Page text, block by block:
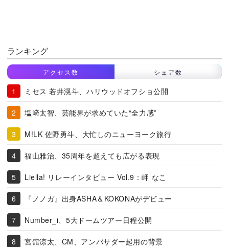
ランキング
アクセス数 シェア数
ミセス 若井滉斗、ハリウッドオフショ公開
塩﨑太智、芸能界が求めていた“全力感”
M!LK 佐野勇斗、大忙しのニューヨーク旅行
福山雅治、35周年を超えても広がる表現
Liella! リレーインタビュー Vol.9：岬 なこ
『ノノガ』出身ASHA＆KOKONAがデビュー
Number_i、5大ドームツアー日程公開
宮舘涼太、CM、アンバサダー起用の背景